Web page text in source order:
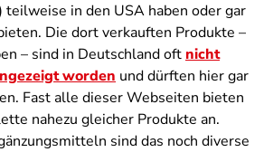
in den USA haben oder gar
Die dort verkauften Produkte –
– sind in Deutschland oft nicht
worden und dürften hier gar
Fast alle dieser Webseiten bieten
nahezu gleicher Produkte an.
sind das noch diverse